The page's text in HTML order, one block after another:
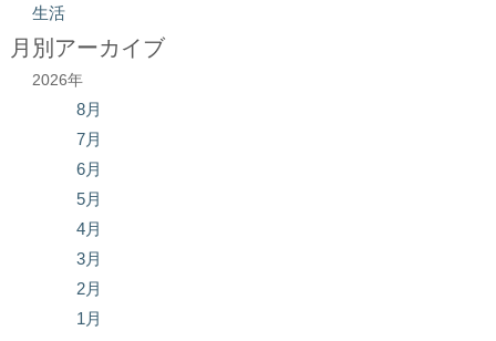
生活
月別アーカイブ
2026年
8月
7月
6月
5月
4月
3月
2月
1月